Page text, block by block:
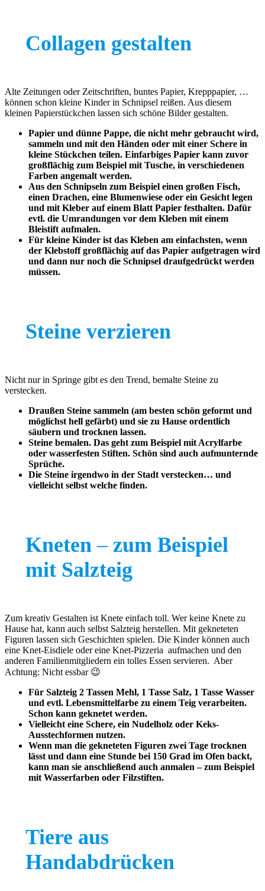
Collagen gestalten
Alte Zeitungen oder Zeitschriften, buntes Papier, Krepppapier, …
können schon kleine Kinder in Schnipsel reißen. Aus diesem
kleinen Papierstückchen lassen sich schöne Bilder gestalten.
Papier und dünne Pappe, die nicht mehr gebraucht wird,
sammeln und mit den Händen oder mit einer Schere in
kleine Stückchen teilen. Einfarbiges Papier kann zuvor
großflächig zum Beispiel mit Tusche, in verschiedenen
Farben angemalt werden.
Aus den Schnipseln zum Beispiel einen großen Fisch,
einen Drachen, eine Blumenwiese oder ein Gesicht legen
und mit Kleber auf einem Blatt Papier festhalten. Dafür
evtl. die Umrandungen vor dem Kleben mit einem
Bleistift aufmalen.
Für kleine Kinder ist das Kleben am einfachsten, wenn
der Klebstoff großflächig auf das Papier aufgetragen wird
und dann nur noch die Schnipsel draufgedrückt werden
müssen.
Steine verzieren
Nicht nur in Springe gibt es den Trend, bemalte Steine zu
verstecken.
Draußen Steine sammeln (am besten schön geformt und
möglichst hell gefärbt) und sie zu Hause ordentlich
säubern und trocknen lassen.
Steine bemalen. Das geht zum Beispiel mit Acrylfarbe
oder wasserfesten Stiften. Schön sind auch aufmunternde
Sprüche.
Die Steine irgendwo in der Stadt verstecken… und
vielleicht selbst welche finden.
Kneten– zum Beispiel
mit Salzteig
Zum kreativ Gestalten ist Knete einfach toll. Wer keine Knete zu
Hause hat, kann auch selbst Salzteig herstellen. Mit gekneteten
Figuren lassen sich Geschichten spielen. Die Kinder können auch
eine Knet-Eisdiele oder eine Knet-Pizzeria aufmachen und den
anderen Familienmitgliedern ein tolles Essen servieren. Aber
Achtung: Nicht essbar 😉
Für Salzteig 2 Tassen Mehl, 1 Tasse Salz, 1 Tasse Wasser
und evtl. Lebensmittelfarbe zu einem Teig verarbeiten.
Schon kann geknetet werden.
Vielleicht eine Schere, ein Nudelholz oder Keks-
Ausstechformen nutzen.
Wenn man die gekneteten Figuren zwei Tage trocknen
lässt und dann eine Stunde bei 150 Grad im Ofen backt,
kann man sie anschließend auch anmalen – zum Beispiel
mit Wasserfarben oder Filzstiften.
Tiere aus
Handabdrücken